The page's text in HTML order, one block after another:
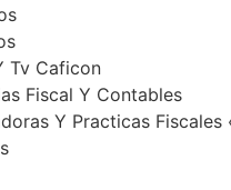
Tv Caficon
Fiscal Y Contables
Y Practicas